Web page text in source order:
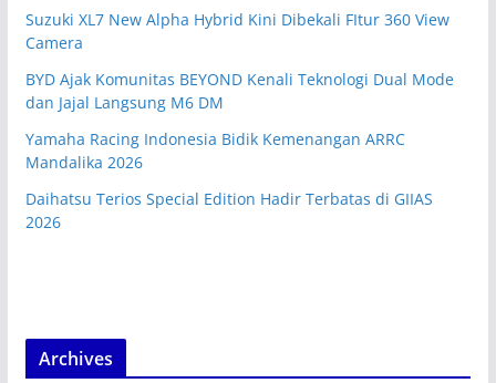
Suzuki XL7 New Alpha Hybrid Kini Dibekali FItur 360 View
Camera
BYD Ajak Komunitas BEYOND Kenali Teknologi Dual Mode
dan Jajal Langsung M6 DM
Yamaha Racing Indonesia Bidik Kemenangan ARRC
Mandalika 2026
Daihatsu Terios Special Edition Hadir Terbatas di GIIAS
2026
Archives